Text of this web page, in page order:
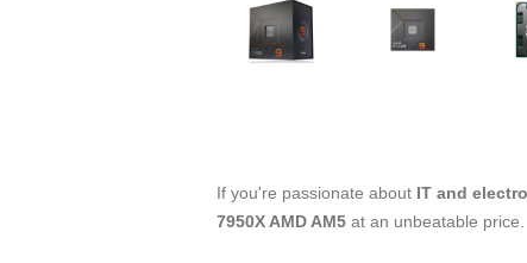
If you're passionate about IT and
7950X AMD AM5 at an unbeatable price.